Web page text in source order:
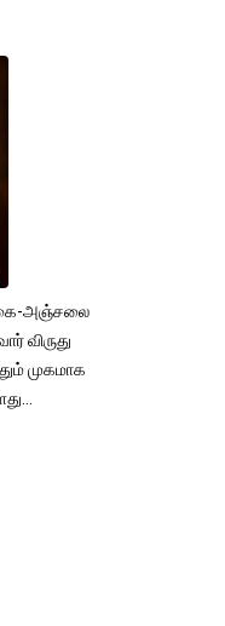
அஞ்சலை
விருது
முகமாக